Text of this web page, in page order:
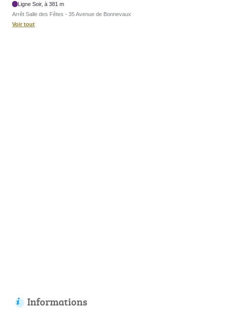
Ligne Soir, à 381 m
Arrêt Salle des Fêtes - 35 Avenue de Bonnevaux
Voir tout
Informations